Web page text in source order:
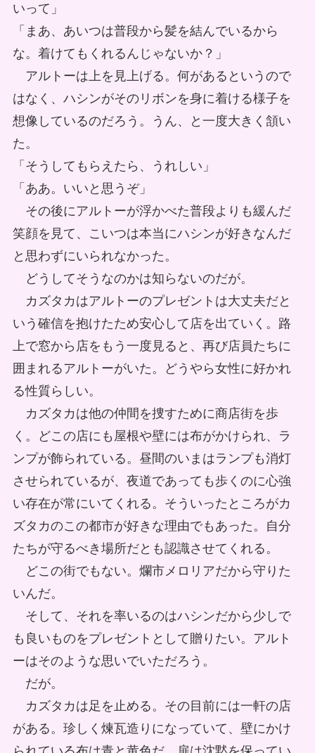
いって」
「まあ、あいつは普段から髪を結んでいるから
な。着けてもくれるんじゃないか？」
アルトーは上を見上げる。何があるというので
はなく、ハシンがそのリボンを身に着ける様子を
想像しているのだろう。うん、と一度大きく頷い
た。
「そうしてもらえたら、うれしい」
「ああ。いいと思うぞ」
その後にアルトーが浮かべた普段よりも緩んだ
笑顔を見て、こいつは本当にハシンが好きなんだ
と思わずにいられなかった。
どうしてそうなのかは知らないのだが。
カズタカはアルトーのプレゼントは大丈夫だと
いう確信を抱けたため安心して店を出ていく。路
上で窓から店をもう一度見ると、再び店員たちに
囲まれるアルトーがいた。どうやら女性に好かれ
る性質らしい。
カズタカは他の仲間を捜すために商店街を歩
く。どこの店にも屋根や壁には布がかけられ、ラ
ンプが飾られている。昼間のいまはランプも消灯
させられているが、夜道であっても歩くのに心強
い存在が常にいてくれる。そういったところがカ
ズタカのこの都市が好きな理由でもあった。自分
たちが守るべき場所だとも認識させてくれる。
どこの街でもない。爛市メロリアだから守りた
いんだ。
そして、それを率いるのはハシンだから少しで
も良いものをプレゼントとして贈りたい。アルト
ーはそのような思いでいただろう。
だが。
カズタカは足を止める。その目前には一軒の店
がある。珍しく煉瓦造りになっていて、壁にかけ